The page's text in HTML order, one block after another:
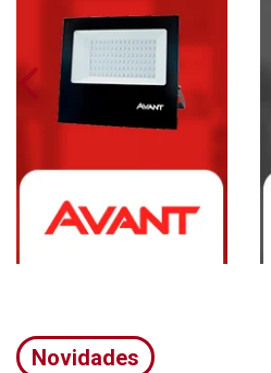
Novidades